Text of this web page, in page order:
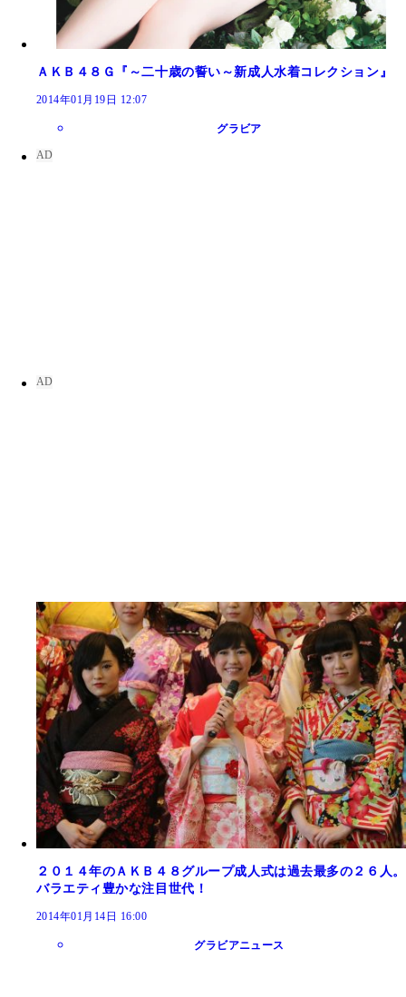
ＡＫＢ４８Ｇ『～二十歳の誓い～新成人水着コレクション』
2014年01月19日 12:07
グラビア
２０１４年のＡＫＢ４８グループ成人式は過去最多の２６人。
バラエティ豊かな注目世代！
2014年01月14日 16:00
グラビアニュース